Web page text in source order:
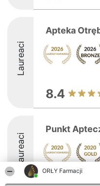
ORŁY Farmacji
Laureaci
Apteka
8.4
Laureaci
Punkt